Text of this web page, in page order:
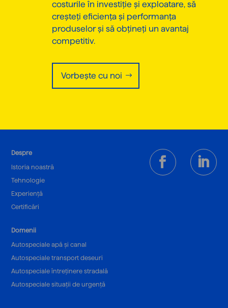
costurile în investiție și exploatare, să
creșteți eficiența și performanța
produselor și să obțineți un avantaj
competitiv.
Vorbește cu noi
Despre
Istoria noastră
Tehnologie
Experiență
Certificări
Domenii
Autospeciale apă și canal
Autospeciale transport deseuri
Autospeciale întreținere stradală
Autospeciale situații de urgență